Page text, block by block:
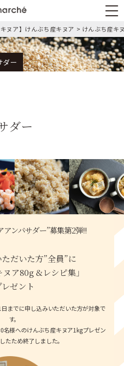
キヌア】けんぶち産キヌア > けんぶち産キ
ダー
ダー
アンバサダー”募集第2弾!!
だいた方”全員”に
ヌア80g &レシピ集」
レゼント
までに申し込みいただいた方が対象で
す。
様へのけんぶち産キヌア1kgプレゼン
たため終了しました。